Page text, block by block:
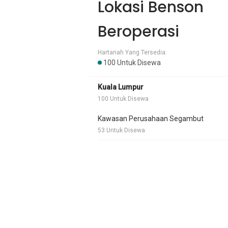
Lokasi Benson
Beroperasi
Hartanah Yang Tersedia:
100 Untuk Disewa
Kuala Lumpur
100 Untuk Disewa
Kawasan Perusahaan Segambut
53 Untuk Disewa